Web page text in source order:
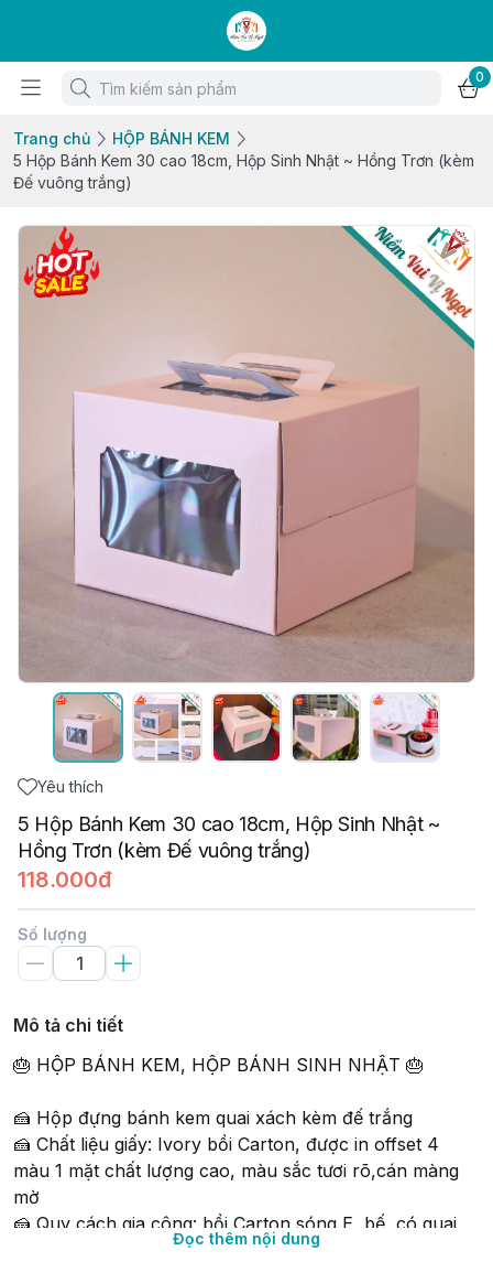
0
Trang chủ
HỘP BÁNH KEM
5 Hộp Bánh Kem 30 cao 18cm, Hộp Sinh Nhật ~ Hồng Trơn (kèm
Đế vuông trắng)
Yêu thích
5 Hộp Bánh Kem 30 cao 18cm, Hộp Sinh Nhật ~
Hồng Trơn (kèm Đế vuông trắng)
118.000đ
Số lượng
Mô tả chi tiết
🎂 HỘP BÁNH KEM, HỘP BÁNH SINH NHẬT 🎂
🍰 Hộp đựng bánh kem quai xách kèm đế trắng
🍰 Chất liệu giấy: Ivory bồi Carton, được in offset 4
màu 1 mặt chất lượng cao, màu sắc tươi rõ,cán màng
mờ
🍰 Quy cách gia công: bồi Carton sóng E, bế, có quai
xách tay cầm chắc chắn giữ bánh không xê dịch
Đọc thêm nội dung